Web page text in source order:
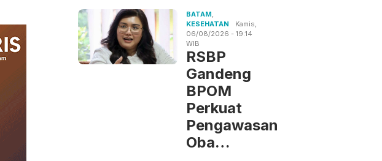
BATAM
KESEHATAN
Kamis,
06/08/2026 - 19:14
WIB
RSBP
Gandeng
BPOM
Perkuat
Pengawasan
Oba…